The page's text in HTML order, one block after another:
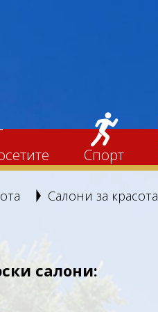
ʻ
Спорт
Ţ Салони за красота
салони: